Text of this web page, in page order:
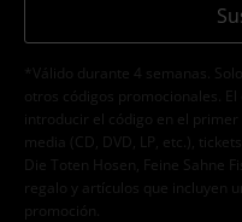
*Válido durante 4 semanas.
otros códigos promocionales.
introducir el código en el
media (CD, DVD, LP, etc.),
Die Toten Hosen, Feine Sahne
regalo y artículos que incluyen
promoción.